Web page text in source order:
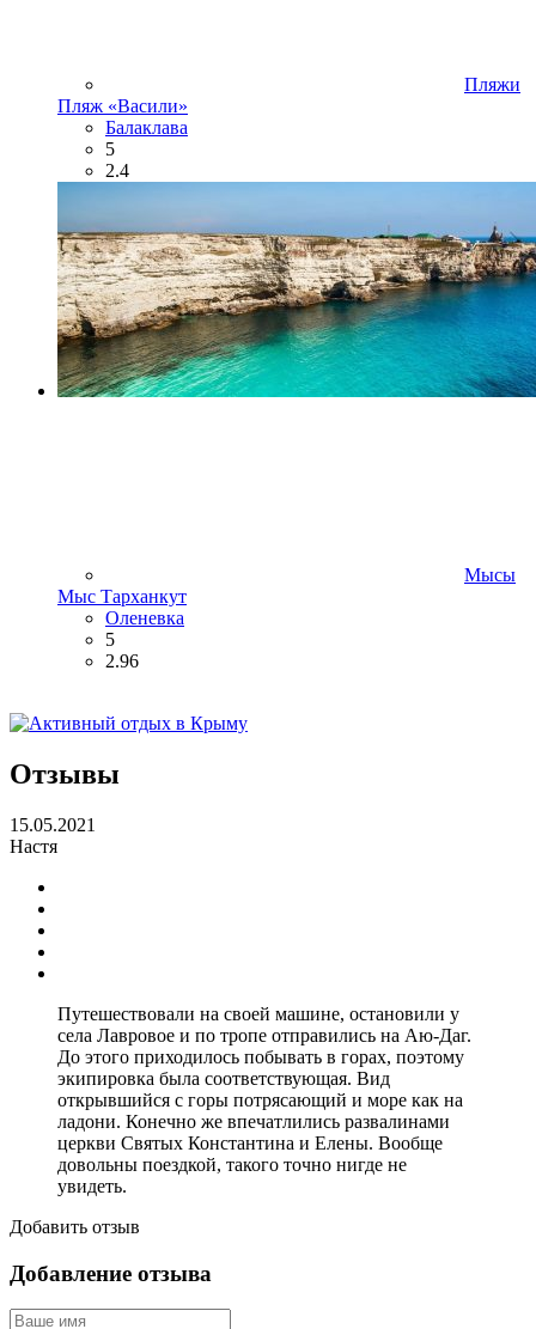
Пляжи
Пляж «Васили»
Балаклава
5
2.4
Мысы
Мыс Тарханкут
Оленевка
5
2.96
Отзывы
15.05.2021
Настя
Путешествовали на своей машине, остановили у
села Лавровое и по тропе отправились на Аю-Даг.
До этого приходилось побывать в горах, поэтому
экипировка была соответствующая. Вид
открывшийся с горы потрясающий и море как на
ладони. Конечно же впечатлились развалинами
церкви Святых Константина и Елены. Вообще
довольны поездкой, такого точно нигде не
увидеть.
Добавить отзыв
Добавление отзыва